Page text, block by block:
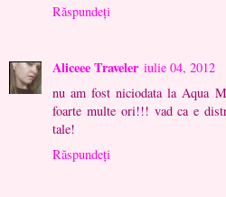
Răspundeți
Aliceee Traveler iulie 04, 2012
nu am fost niciodata la Aqua
foarte multe ori!!! vad ca e
tale!
Răspundeți